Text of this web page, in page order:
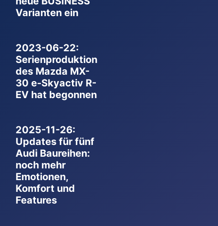
Varianten ein
2023-06-22:
Serienproduktion
des Mazda MX-
30 e-Skyactiv R-
EV hat begonnen
2025-11-26:
Updates für fünf
Audi Baureihen:
noch mehr
Emotionen,
Komfort und
Features